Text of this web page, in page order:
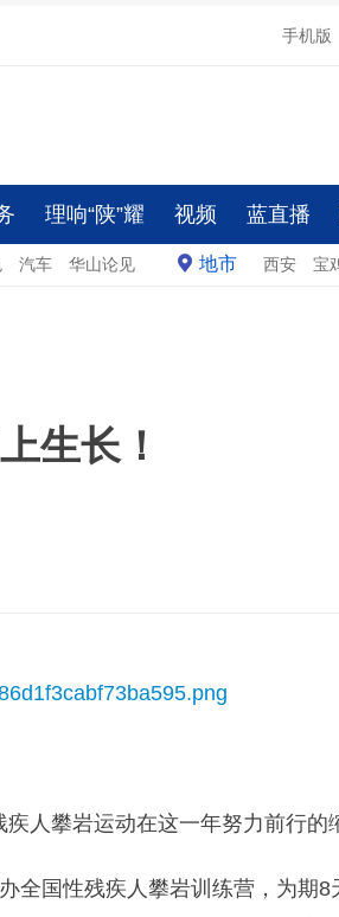
手机版
理响“陕”耀 视频 蓝直播
汽车 华山论见 地市 西安 宝
生长！
人攀岩运动在这一年努力前行的
全国性残疾人攀岩训练营，为期8